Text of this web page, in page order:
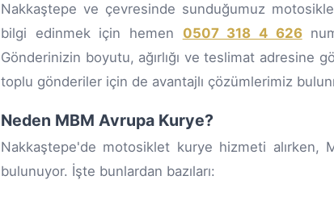
Nakkaştepe ve çevresinde sunduğumuz
bilgi edinmek için hemen 0507 318 4 626
Gönderinizin boyutu, ağırlığı ve teslimat adresine
toplu gönderiler için de avantajlı çözümlerimiz
Neden MBM Avrupa Kurye?
Nakkaştepe'de motosiklet kurye hizmeti
bulunuyor. İşte bunlardan bazıları: